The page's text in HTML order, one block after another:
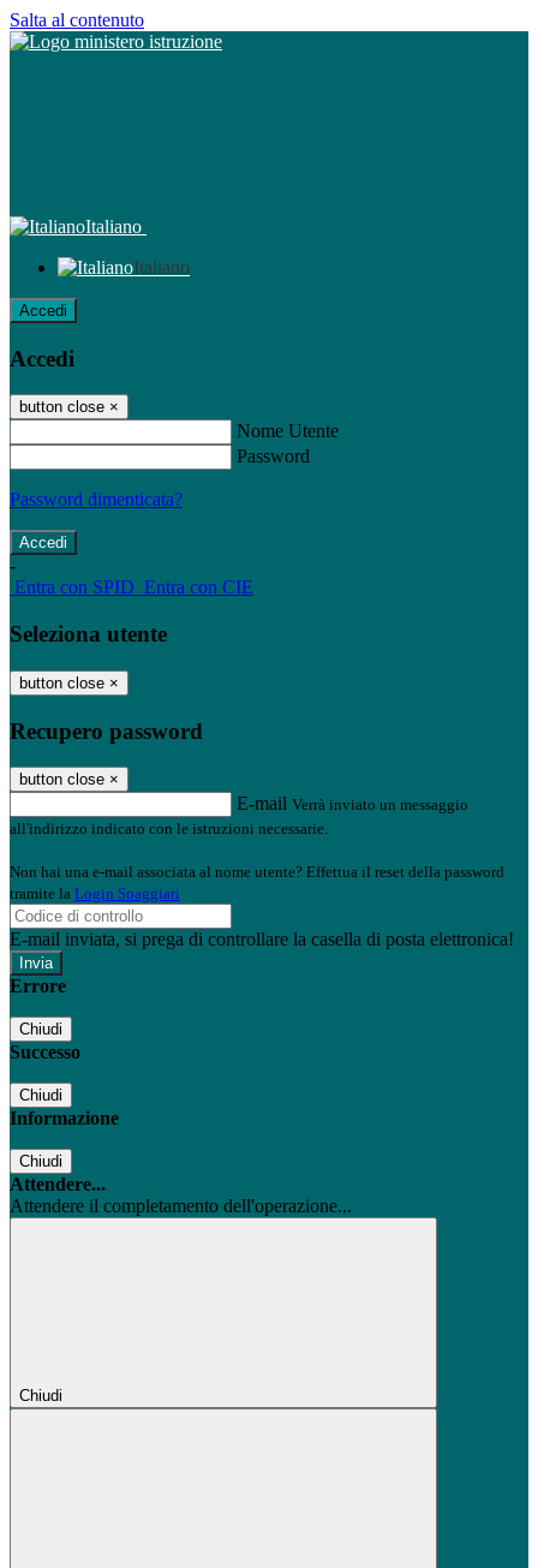
Salta al contenuto
Italiano
Italiano
Accedi
Accedi
button close ×
Nome Utente
Password
Password dimenticata?
-
Entra con SPID Entra con CIE
Seleziona utente
button close ×
Recupero password
button close ×
E-mail Verrà inviato un messaggio
all'indirizzo indicato con le istruzioni necessarie.
Non hai una e-mail associata al nome utente? Effettua il reset della password
tramite la Login Spaggiari
E-mail inviata, si prega di controllare la casella di posta elettronica!
Errore
Chiudi
Successo
Chiudi
Informazione
Chiudi
Attendere...
Attendere il completamento dell'operazione...
Chiudi